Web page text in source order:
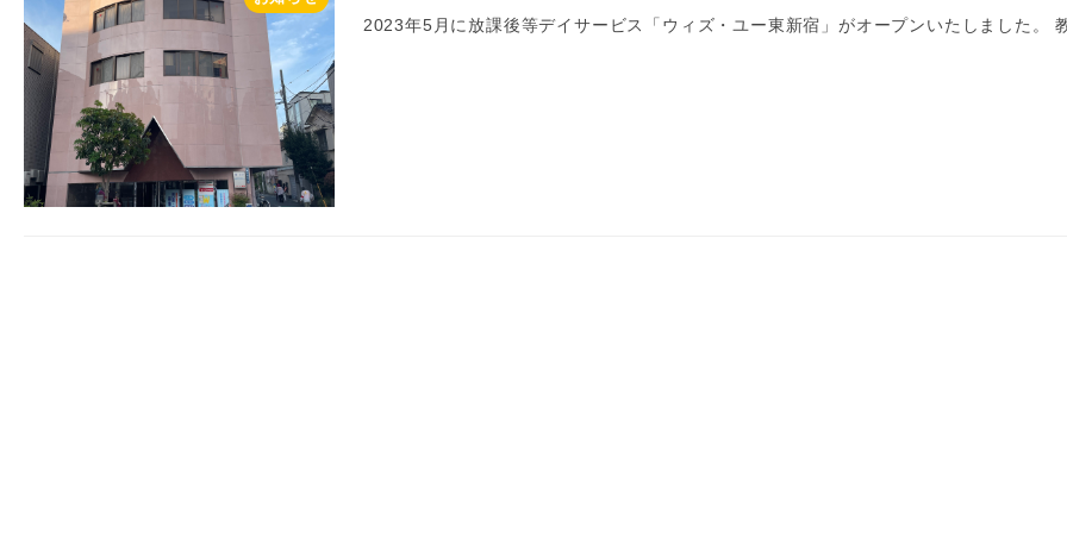
2023年5月に放課後等デイサービス「ウィズ・ユー東新宿」がオープンいたしました。